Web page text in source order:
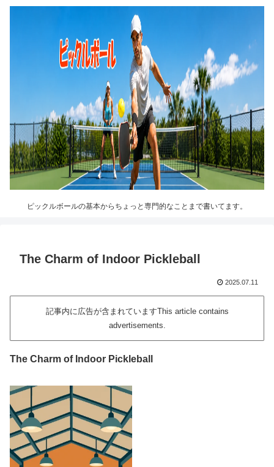
ピックルボールの基本からちょっと専門的なことまで書いてます。
The Charm of Indoor Pickleball
2025.07.11
記事内に広告が含まれていますThis article contains
advertisements.
The Charm of Indoor Pickleball